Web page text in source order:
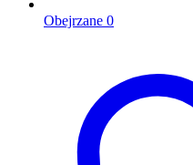
Obejrzane 0